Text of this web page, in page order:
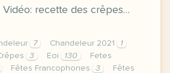
Vidéo: recette des crêpes…
7 Chandeleur 2021
1
3 Eoi 130
Fetes
Fêtes Francophones 3
Fêtes